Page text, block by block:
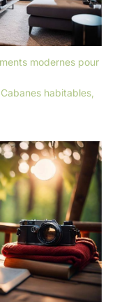
modernes pour
Cabanes habitables,